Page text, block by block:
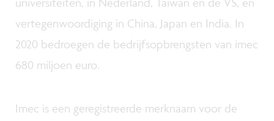
vertegenwoordiging in China, Japan en India. In
2020 bedroegen de bedrijfsopbrengsten van imec
680 miljoen euro.
Imec is een geregistreerde merknaam voor de